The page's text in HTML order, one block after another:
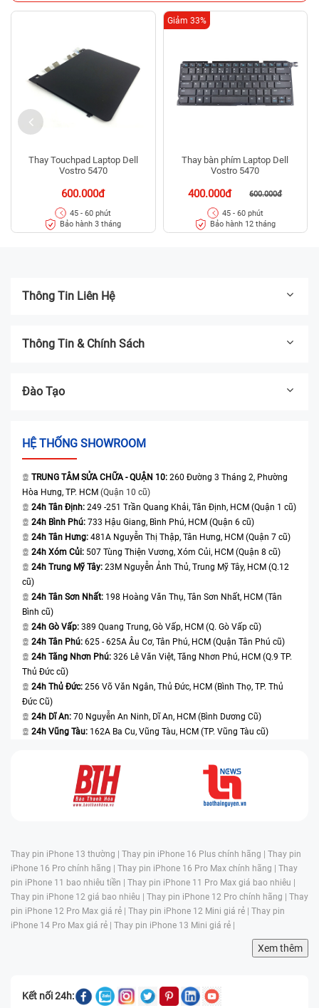
Thay Touchpad Laptop Dell
Vostro 5470
600.000đ
45 - 60 phút
Bảo hành 3 tháng
Thay bàn phím Laptop Dell
Vostro 5470
400.000đ 600.000đ
Giảm 33%
45 - 60 phút
Bảo hành 12 tháng
Thông Tin Liên Hệ
Thông Tin & Chính Sách
Đào Tạo
HỆ THỐNG SHOWROOM
TRUNG TÂM SỬA CHỮA - QUẬN 10: 260 Đường 3 Tháng 2, Phường
Hòa Hưng, TP. HCM (Quận 10 cũ)
24h Tân Định: 249 -251 Trần Quang Khải, Tân Định, HCM (Quận 1 cũ)
24h Bình Phú: 733 Hậu Giang, Bình Phú, HCM (Quận 6 cũ)
24h Tân Hưng: 481A Nguyễn Thị Thập, Tân Hưng, HCM (Quận 7 cũ)
24h Xóm Củi: 507 Tùng Thiện Vương, Xóm Củi, HCM (Quận 8 cũ)
24h Trung Mỹ Tây: 23M Nguyễn Ảnh Thủ, Trung Mỹ Tây, HCM (Q.12
cũ)
24h Tân Sơn Nhất: 198 Hoàng Văn Thụ, Tân Sơn Nhất, HCM (Tân
Bình cũ)
24h Gò Vấp: 389 Quang Trung, Gò Vấp, HCM (Q. Gò Vấp cũ)
24h Tân Phú: 625 - 625A Âu Cơ, Tân Phú, HCM (Quận Tân Phú cũ)
24h Tăng Nhơn Phú: 326 Lê Văn Việt, Tăng Nhơn Phú, HCM (Q.9 TP.
Thủ Đức cũ)
24h Thủ Đức: 256 Võ Văn Ngân, Thủ Đức, HCM (Bình Thọ, TP. Thủ
Đức Cũ)
24h Dĩ An: 70 Nguyễn An Ninh, Dĩ An, HCM (Bình Dương Cũ)
24h Vũng Tàu: 162A Ba Cu, Vũng Tàu, HCM (TP. Vũng Tàu cũ)
Thay pin iPhone 13 thường | Thay pin iPhone 16 Plus chính hãng | Thay pin
iPhone 16 Pro chính hãng | Thay pin iPhone 16 Pro Max chính hãng | Thay
pin iPhone 11 bao nhiêu tiền | Thay pin iPhone 11 Pro Max giá bao nhiêu |
Thay pin iPhone 12 giá bao nhiêu | Thay pin iPhone 12 Pro chính hãng | Thay
pin iPhone 12 Pro Max giá rẻ | Thay pin iPhone 12 Mini giá rẻ | Thay pin
iPhone 14 Pro Max giá rẻ | Thay pin iPhone 13 Mini giá rẻ |
Xem thêm
Kết nối 24h: